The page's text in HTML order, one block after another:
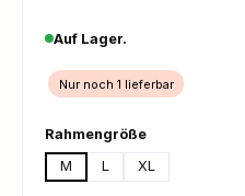
Auf Lager.
Nur noch 1 lieferbar
Rahmengrößeauswählen
M
L XL